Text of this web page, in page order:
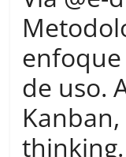
Learn
more.
Do
Be
more.
de uso.